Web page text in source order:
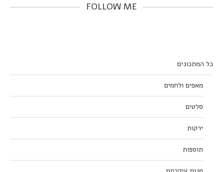
FOLLOW ME
כל המתכונים
מאפים ולחמים
סלטים
ירקות
תוספות